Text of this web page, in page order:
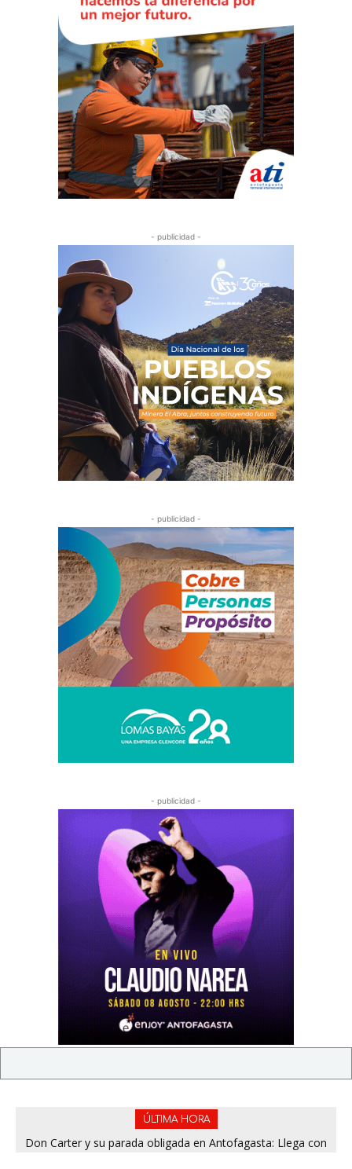
- publicidad -
- publicidad -
- publicidad -